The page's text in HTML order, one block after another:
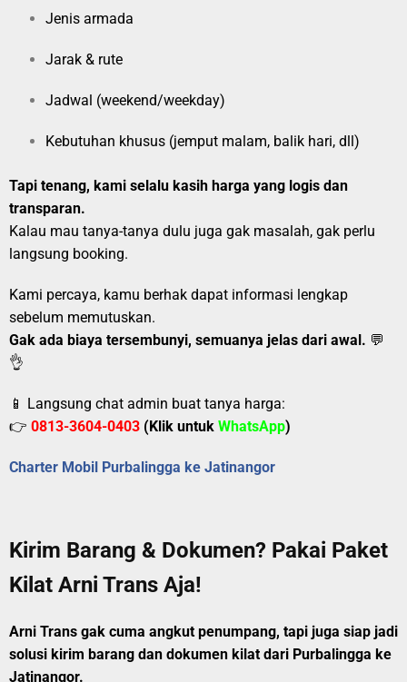
Jenis armada
Jarak & rute
Jadwal (weekend/weekday)
Kebutuhan khusus (jemput malam, balik hari, dll)
Tapi tenang, kami selalu kasih harga yang logis dan
transparan.
Kalau mau tanya-tanya dulu juga gak masalah, gak perlu
langsung booking.
Kami percaya, kamu berhak dapat informasi lengkap
sebelum memutuskan.
Gak ada biaya tersembunyi, semuanya jelas dari awal. 💬
👌
📱 Langsung chat admin buat tanya harga:
👉 0813-3604-0403 (Klik untuk WhatsApp)
Charter Mobil Purbalingga ke Jatinangor
Kirim Barang & Dokumen? Pakai Paket
Kilat Arni Trans Aja!
Arni Trans gak cuma angkut penumpang, tapi juga siap jadi
solusi kirim barang dan dokumen kilat dari Purbalingga ke
Jatinangor.